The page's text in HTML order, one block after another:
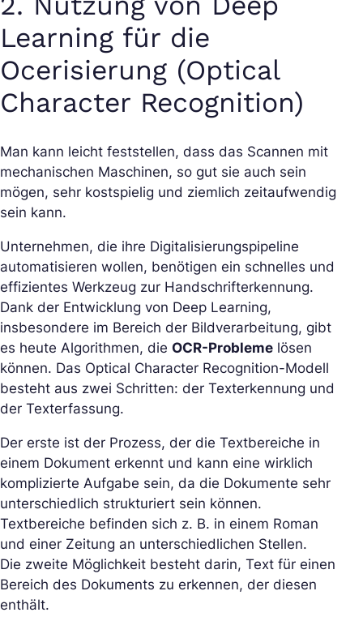
Learning für die
Ocerisierung (Optical
Character Recognition)
Man kann leicht feststellen, dass das Scannen mit
mechanischen Maschinen, so gut sie auch sein
mögen, sehr kostspielig und ziemlich zeitaufwendig
sein kann.
Unternehmen, die ihre Digitalisierungspipeline
automatisieren wollen, benötigen ein schnelles und
effizientes Werkzeug zur Handschrifterkennung.
Dank der Entwicklung von Deep Learning,
insbesondere im Bereich der Bildverarbeitung, gibt
es heute Algorithmen, die OCR-Probleme lösen
können. Das Optical Character Recognition-Modell
besteht aus zwei Schritten: der Texterkennung und
der Texterfassung.
Der erste ist der Prozess, der die Textbereiche in
einem Dokument erkennt und kann eine wirklich
komplizierte Aufgabe sein, da die Dokumente sehr
unterschiedlich strukturiert sein können.
Textbereiche befinden sich z. B. in einem Roman
und einer Zeitung an unterschiedlichen Stellen.
Die zweite Möglichkeit besteht darin, Text für einen
Bereich des Dokuments zu erkennen, der diesen
enthält.